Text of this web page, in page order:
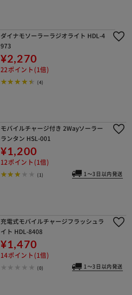
ダイナモソーラーラジオライト HDL-4
973
¥2,270
22ポイント(1倍)
(4)
モバイルチャージ付き 2Wayソーラー
ランタン HSL-001
¥1,200
12ポイント(1倍)
(1) 1～3日以内発送
充電式モバイルチャージフラッシュラ
イト HDL-8408
¥1,470
14ポイント(1倍)
(0) 1～3日以内発送